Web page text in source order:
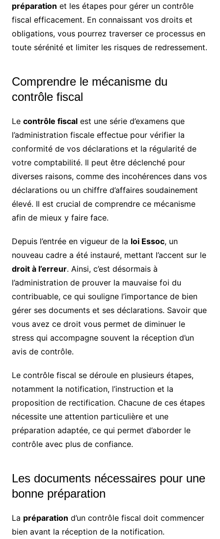
préparation et les étapes pour gérer un contrôle
fiscal efficacement. En connaissant vos droits et
obligations, vous pourrez traverser ce processus en
toute sérénité et limiter les risques de redressement.
Comprendre le mécanisme du
contrôle fiscal
Le contrôle fiscalest une série d’examens que
l’administration fiscale effectue pour vérifier la
conformité de vos déclarations et la régularité de
votre comptabilité. Il peut être déclenché pour
diverses raisons, comme des incohérences dans vos
déclarations ou un chiffre d’affaires soudainement
élevé. Il est crucial de comprendre ce mécanisme
afin de mieux y faire face.
Depuis l’entrée en vigueur de la loi Essoc, un
nouveau cadre a été instauré, mettant l’accent sur le
droit à l’erreur. Ainsi, c’est désormais à
l’administration de prouver la mauvaise foi du
contribuable, ce qui souligne l’importance de bien
gérer ses documents et ses déclarations. Savoir que
vous avez ce droit vous permet de diminuer le
stress qui accompagne souvent la réception d’un
avis de contrôle.
Le contrôle fiscal se déroule en plusieurs étapes,
notamment la notification, l’instruction et la
proposition de rectification. Chacune de ces étapes
nécessite une attention particulière et une
préparation adaptée, ce qui permet d’aborder le
contrôle avec plus de confiance.
Les documents nécessaires pour une
bonne préparation
La préparation d’un contrôle fiscal doit commencer
bien avant la réception de la notification.